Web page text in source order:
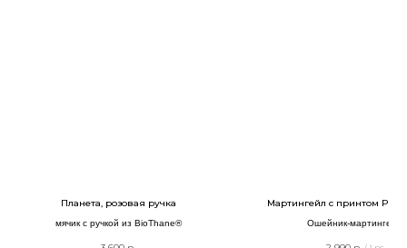
Планета, розовая ручка
мячик с ручкой из BioThane®
Мартингейл с принтом
Ошейник-мартингейл